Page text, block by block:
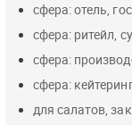
сфера: отель,
сфера: ритейл,
сфера:
сфера:
для салатов,